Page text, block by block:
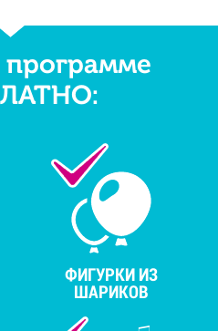
ФИГУРКИ ИЗ
ШАРИКОВ